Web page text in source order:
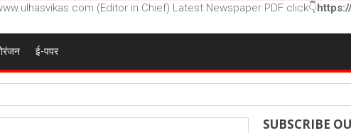
(Editor in Chief) Latest Newspaper PDF click👇
ई-पपर
SUBSCRIBE